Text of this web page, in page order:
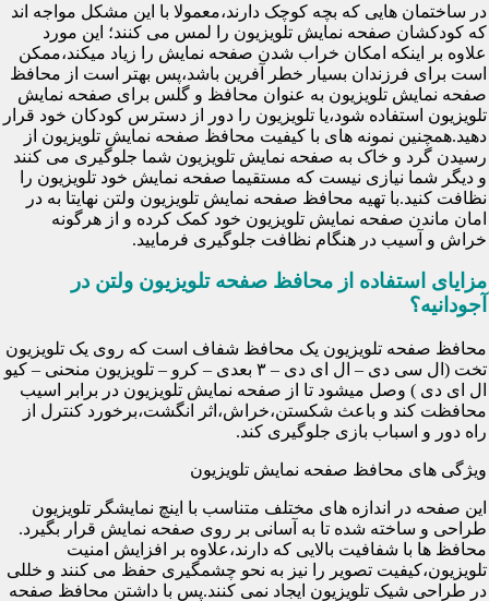
در ساختمان هایی که بچه کوچک دارند،معمولا با این مشکل مواجه اند
که کودکشان صفحه نمایش تلویزیون را لمس می کنند؛ این مورد
علاوه بر اینکه امکان خراب شدن صفحه نمایش را زیاد میکند،ممکن
است برای فرزندان بسیار خطر آفرین باشد،پس بهتر است از محافظ
صفحه نمایش تلویزیون به عنوان محافظ و گلس برای صفحه نمایش
تلویزیون استفاده شود،یا تلویزیون را دور از دسترس کودکان خود قرار
دهید.همچنین نمونه های با کیفیت محافظ صفحه نمایش تلویزیون از
رسیدن گرد و خاک به صفحه نمایش تلویزیون شما جلوگیری می کنند
و دیگر شما نیازی نیست که مستقیما صفحه نمایش خود تلویزیون را
نظافت کنید.با تهیه محافظ صفحه نمایش تلویزیون ولتن نهایتا به در
امان ماندن صفحه نمایش تلویزیون خود کمک کرده و از هرگونه
خراش و آسیب در هنگام نظافت جلوگیری فرمایید.
مزایای استفاده از محافظ صفحه تلویزیون ولتن در
آجودانیه؟
محافظ صفحه تلویزیون یک محافظ شفاف است که روی یک تلویزیون
تخت (ال سی دی – ال ای دی – ۳ بعدی – کرو – تلویزیون منحنی – کیو
ال ای دی ) وصل میشود تا از صفحه نمایش تلویزیون در برابر اسیب
محافظت کند و باعث شکستن،خراش،اثر انگشت،برخورد کنترل از
راه دور و اسباب بازی جلوگیری کند.
ویژگی های محافظ صفحه نمایش تلویزیون
این صفحه در اندازه های مختلف متناسب با اینچ نمایشگر تلویزیون
طراحی و ساخته شده تا به آسانی بر روی صفحه نمایش قرار بگیرد.
محافظ ها با شفافیت بالایی که دارند،علاوه بر افزایش امنیت
تلویزیون،کیفیت تصویر را نیز به نحو چشمگیری حفظ می کنند و خللی
در طراحی شیک تلویزیون ایجاد نمی کنند.پس با داشتن محافظ صفحه